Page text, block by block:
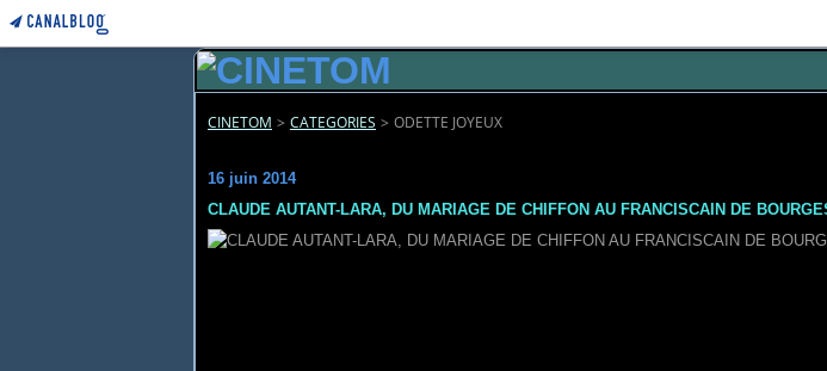
CINETOM > CATEGORIES > ODETTE JOYEUX
16 juin 2014
CLAUDE AUTANT-LARA, DU MARIAGE DE CHIFFON AU FRANCISCAIN DE